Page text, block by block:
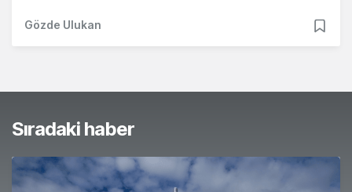
Gözde Ulukan
Sıradaki haber